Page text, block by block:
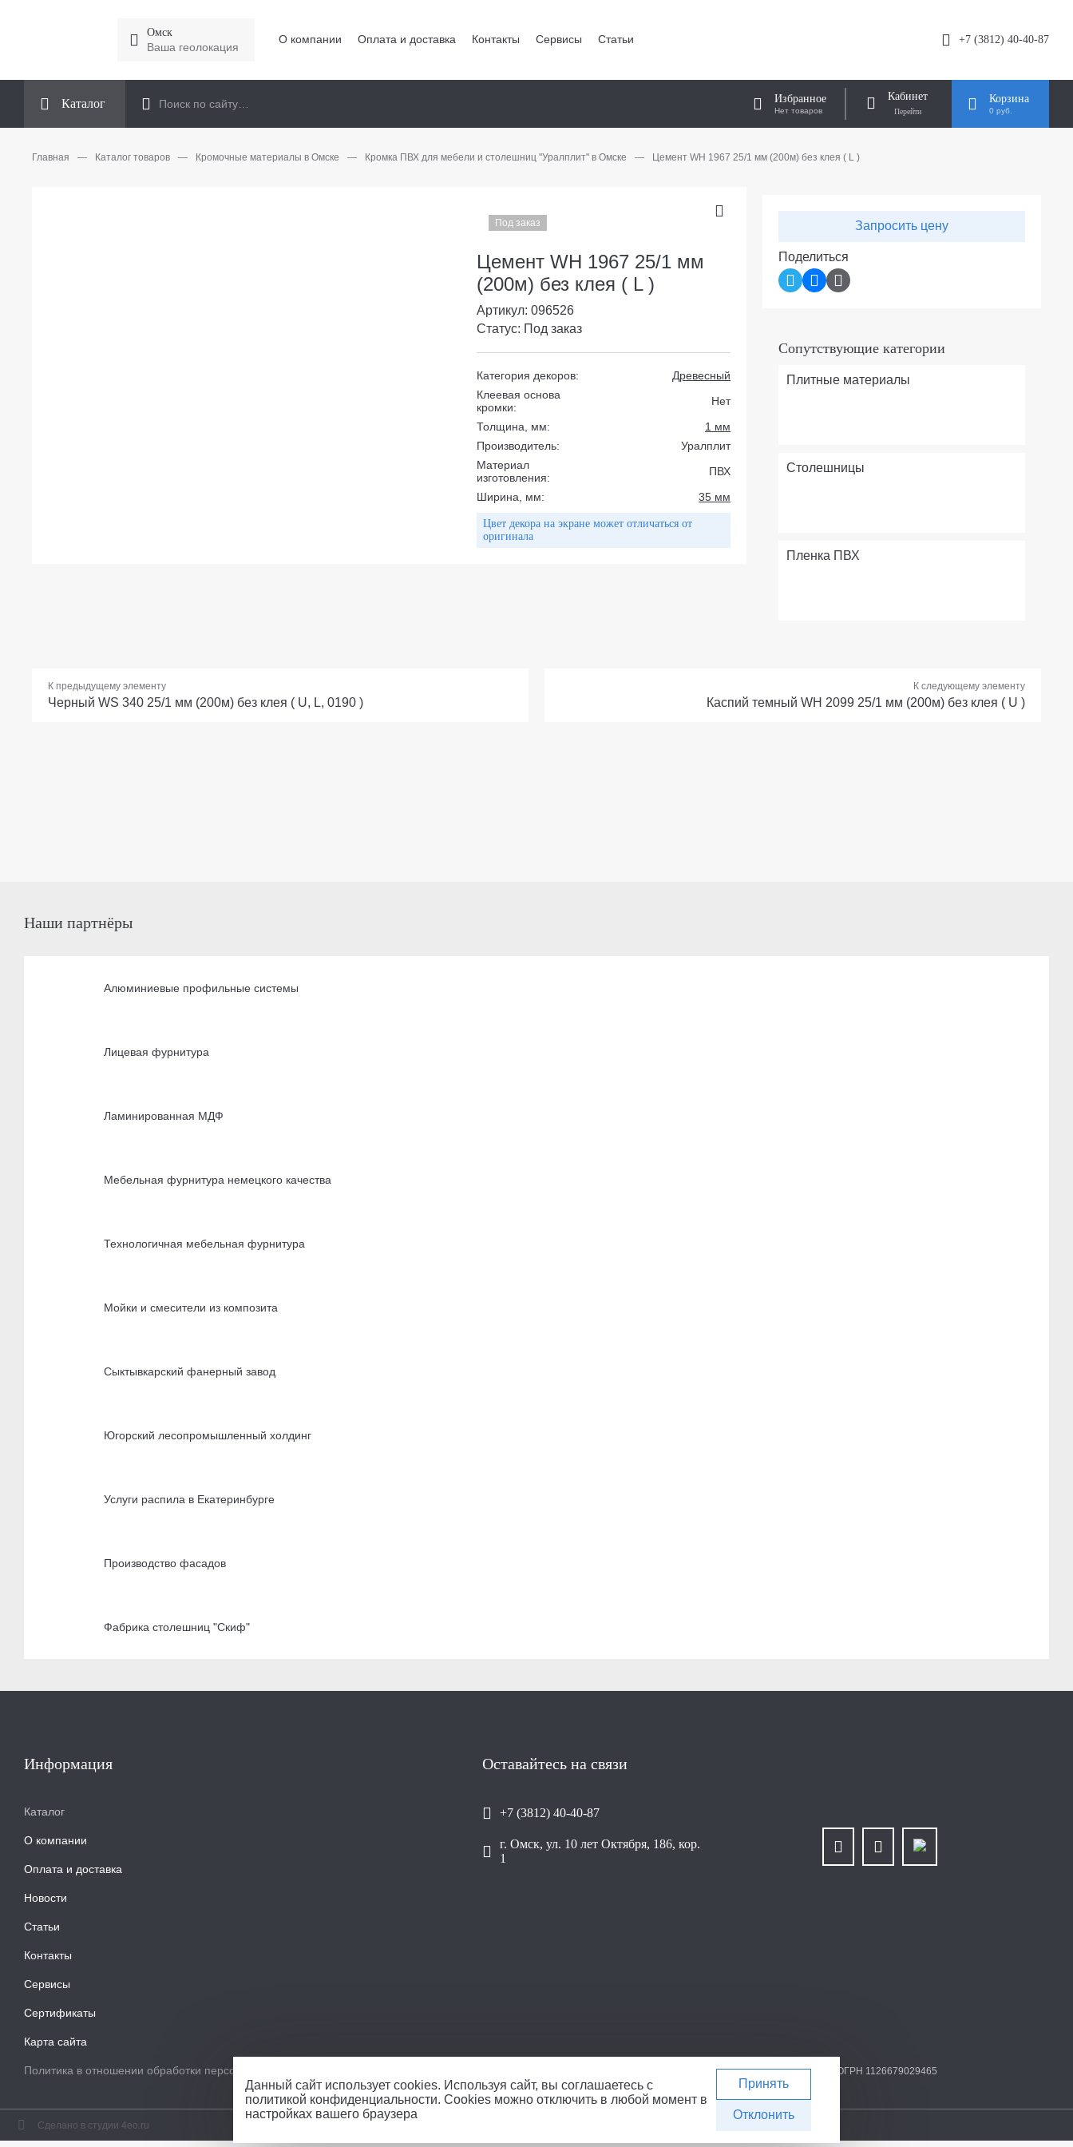
Омск
Ваша геолокация
О компании Оплата и доставка Контакты Сервисы Статьи +7 (3812) 40-40-87
Каталог Избранное
Нет товаров
Кабинет Корзина
0 руб.
Главная — Каталог товаров — Кромочные материалы в Омске — Кромка ПВХ для мебели и столешниц "Уралплит" в Омске — Цемент WH 1967 25/1 мм (200м) без клея ( L )
Запросить цену
Поделиться
Сопутствующие категории
Плитные материалы
Столешницы
Пленка ПВХ
Под заказ
Цемент WH 1967 25/1 мм
(200м) без клея ( L )
Артикул: 096526
Статус: Под заказ
Категория декоров:
Древесный
Клеевая основа
кромки:
Нет
Толщина, мм:
1 мм
Производитель:
Уралплит
Материал
изготовления:
ПВХ
Ширина, мм:
35 мм
Цвет декора на экране может отличаться от
оригинала
К предыдущему элементу
Черный WS 340 25/1 мм (200м) без клея ( U, L, 0190 )
К следующему элементу
Каспий темный WH 2099 25/1 мм (200м) без клея ( U )
Наши партнёры
Алюминиевые профильные системы
Лицевая фурнитура
Ламинированная МДФ
Мебельная фурнитура немецкого качества
Технологичная мебельная фурнитура
Мойки и смесители из композита
Сыктывкарский фанерный завод
Югорский лесопромышленный холдинг
Услуги распила в Екатеринбурге
Производство фасадов
Фабрика столешниц "Скиф"
Информация
Каталог
О компании
Оплата и доставка
Новости
Статьи
Контакты
Сервисы
Сертификаты
Карта сайта
Политика в отношении обработки персональных данных
Оставайтесь на связи
+7 (3812) 40-40-87
г. Омск, ул. 10 лет Октября, 186, кор.
1
ООО «Уралплит» | ИНН/КПП 6679025768/667901001 | ОГРН 1126679029465
Сделано в студии 4eo.ru
Данный сайт использует cookies. Используя сайт, вы соглашаетесь с
политикой конфиденциальности. Cookies можно отключить в любой момент в
настройках вашего браузера
Принять
Отклонить